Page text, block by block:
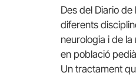
Des del Diario
diferents
neurologia i de
en població
Un tractament